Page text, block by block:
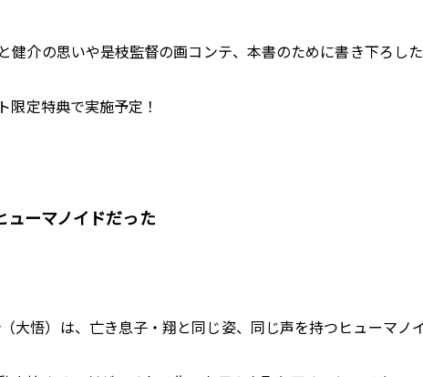
介の思いや是枝監督の画コンテ、本書のために書き下ろした
定特典で実施予定！
ーマノイドだった――
悟）は、亡き息子・翔と同じ姿、同じ声を持つヒューマノ